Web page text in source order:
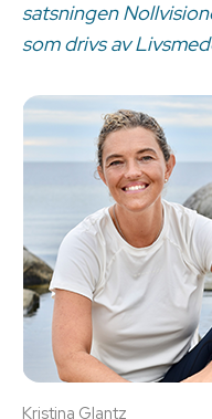
satsningen
som drivs av
Kristina Glantz